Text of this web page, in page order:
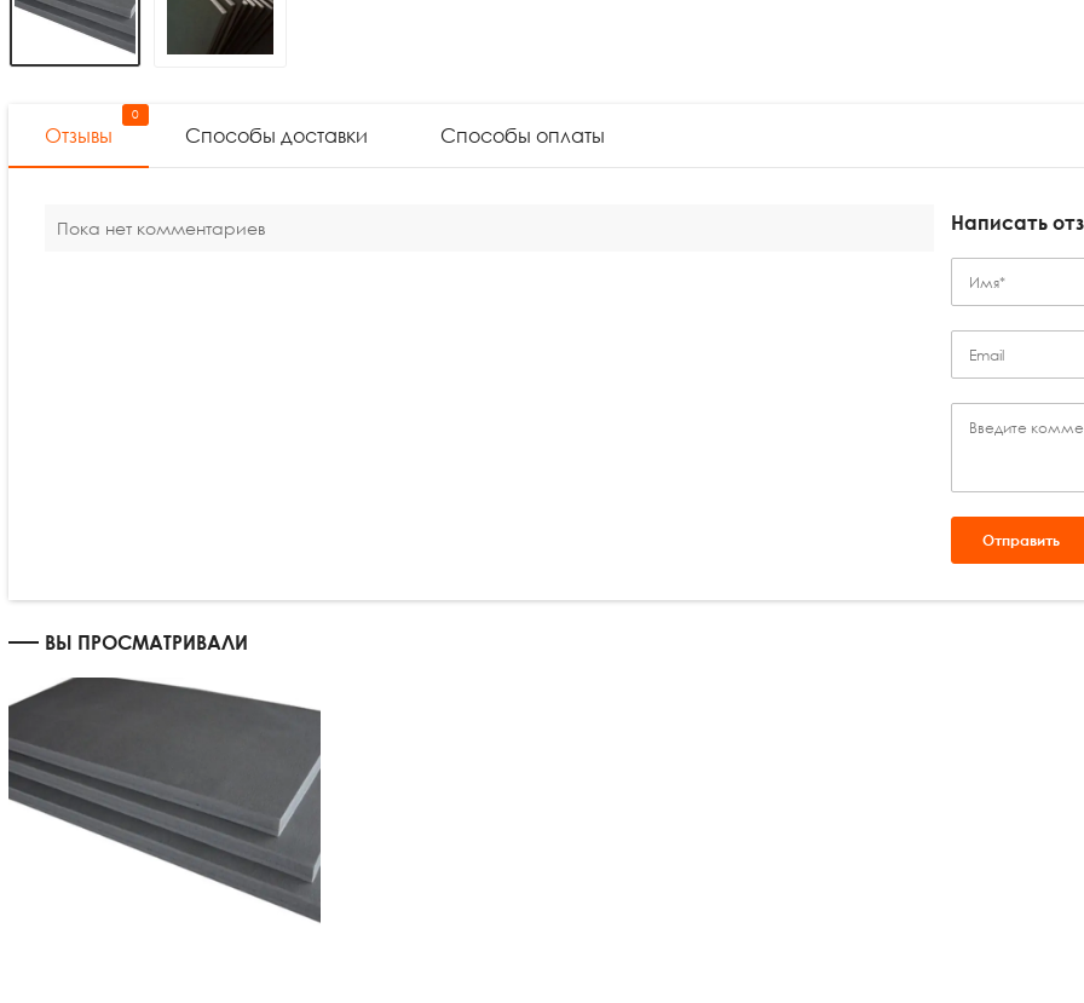
0
Отзывы Способы доставки Способы оплаты
Пока нет комментариев Написать
Имя*
Email
Введите
ВЫ ПРОСМАТРИВАЛИ